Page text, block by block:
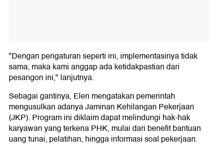
"Dengan pengaturan seperti ini, implementasinya tidak
sama, maka kami anggap ada ketidakpastian dari
pesangon ini," lanjutnya.
Sebagai gantinya, Elen mengatakan pemerintah
mengusulkan adanya Jaminan Kehilangan Pekerjaan
(JKP). Program ini diklaim dapat melindungi hak-hak
karyawan yang terkena PHK, mulai dari benefit bantuan
uang tunai, pelatihan, hingga informasi soal pekerjaan.